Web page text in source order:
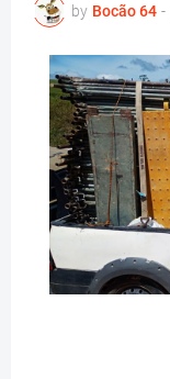
by Bocão 64 -